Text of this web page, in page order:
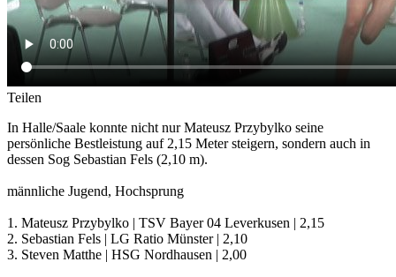
Teilen
In Halle/Saale konnte nicht nur Mateusz Przybylko seine
persönliche Bestleistung auf 2,15 Meter steigern, sondern auch in
dessen Sog Sebastian Fels (2,10 m).
männliche Jugend, Hochsprung
1. Mateusz Przybylko | TSV Bayer 04 Leverkusen | 2,15
2. Sebastian Fels | LG Ratio Münster | 2,10
3. Steven Matthe | HSG Nordhausen | 2,00